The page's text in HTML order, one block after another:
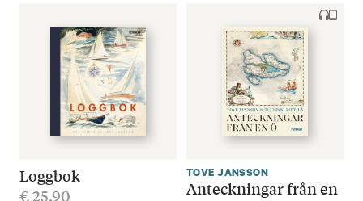
Loggbok
€25.90
TOVE JANSSON
Anteckningar från en